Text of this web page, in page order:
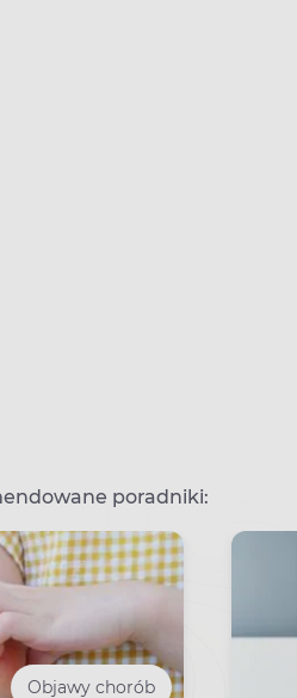
poradniki:
Objawy chorób